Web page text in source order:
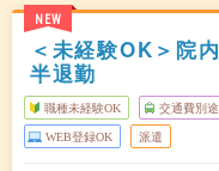
NEW
＜未経験OK＞院
半退勤
職種未経験OK 交通費別
WEB登録OK 派遣